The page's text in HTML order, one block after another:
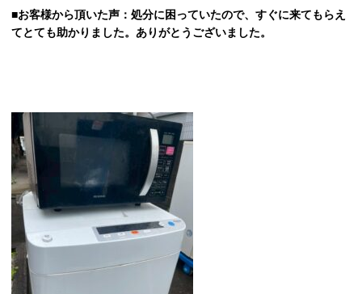
■お客様から頂いた声：処分に困っていたので、すぐに来てもらえ
てとても助かりました。ありがとうございました。